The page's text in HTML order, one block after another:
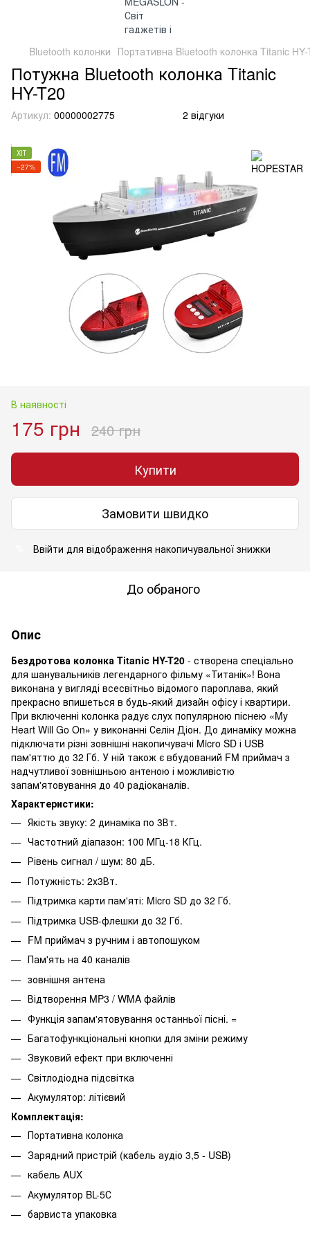
Bluetooth колонки Портативна Bluetooth колонка Titanic
Потужна Bluetooth колонка Titanic
HY-T20
Артикул: 00000002775 2 відгуки
ХІТ
−27%
В наявності
175 грн 240 грн
Купити
Замовити швидко
Ввійти для відображення накопичувальної знижки
До обраного
Опис
Бездротова колонка Titanic HY-T20 - створена спеціально
для шанувальників легендарного фільму «Титанік»! Вона
виконана у вигляді всесвітньо відомого пароплава, який
прекрасно впишеться в будь-який дизайн офісу і квартири.
При включенні колонка радує слух популярною піснею «My
Heart Will Go On» у виконанні Селін Діон. До динаміку можна
підключати різні зовнішні накопичувачі Micro SD і USB
пам'яттю до 32 Гб. У ній також є вбудований FM приймач з
надчутливої ​​зовнішньою антеною і можливістю
запам'ятовування до 40 радіоканалів.
Характеристики:
Якість звуку: 2 динаміка по 3Вт.
Частотний діапазон: 100 МГц-18 КГц.
Рівень сигнал / шум: 80 дБ.
Потужність: 2х3Вт.
Підтримка карти пам'яті: Micro SD до 32 Гб.
Підтримка USB-флешки до 32 Гб.
FM приймач з ручним і автопошуком
Пам'ять на 40 каналів
зовнішня антена
Відтворення MP3 / WMA файлів
Функція запам'ятовування останньої пісні. =
Багатофункціональні кнопки для зміни режиму
Звуковий ефект при включенні
Світлодіодна підсвітка
Акумулятор: літієвий
Комплектація:
Портативна колонка
Зарядний пристрій (кабель аудіо 3,5 - USB)
кабель AUX
Акумулятор BL-5С
барвиста упаковка